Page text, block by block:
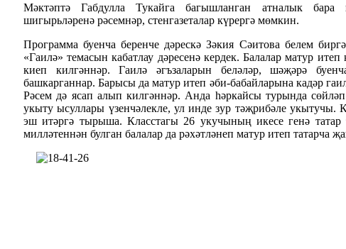
Мәктәптә Габдулла Тукайга багышланган атналык бара
шигырьләренә рәсемнәр, стенгазеталар күрергә мөмкин.
Программа буенча беренче дәрескә Зәкия Сәитова белем
«Гаилә» темасын кабатлау дәресенә кердек. Балалар матур итеп
киеп килгәннәр. Гаилә әгъзаларын беләләр, шәҗәрә
башкарганнар. Барысы да матур итеп әби-бабайларына кадәр
Рәсем дә ясап алып килгәннәр. Анда һәркайсы турында
укыту ысуллары үзенчәлекле, ул инде зур тәҗрибәле укытучы.
эш итәргә тырыша. Класстагы 26 укучының икесе генә
милләтеннән булган балалар да рәхәтләнеп матур итеп татарча